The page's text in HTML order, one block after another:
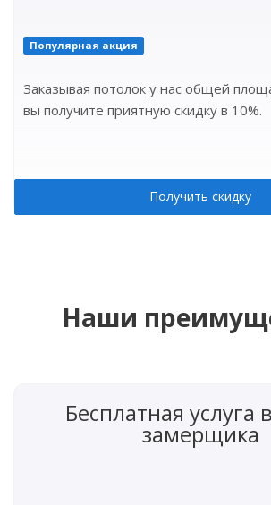
Популярная акция
Заказывая потолок у нас общей
вы получите приятную скидку в 10%.
Получить скидку
Наши
Бесплатная услуга
замерщика